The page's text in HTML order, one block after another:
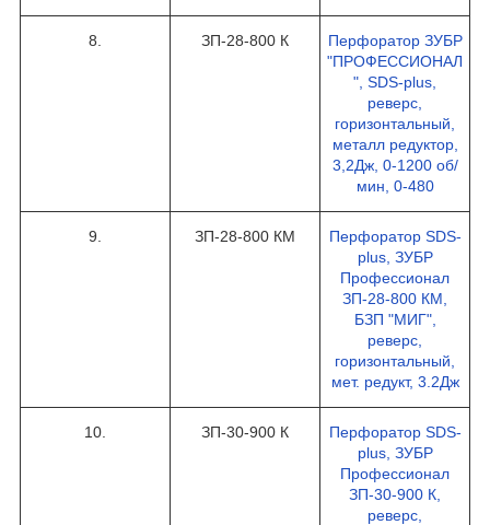
8. ЗП-28-800 К
Перфоратор ЗУБР
"ПРОФЕССИОНАЛ
", SDS-plus,
реверс,
горизонтальный,
металл редуктор,
3,2Дж, 0-1200 об/
мин, 0-480
9. ЗП-28-800 КМ
Перфоратор SDS-
plus, ЗУБР
Профессионал
ЗП-28-800 КМ,
БЗП "МИГ",
реверс,
горизонтальный,
мет. редукт, 3.2Дж
10. ЗП-30-900 К
Перфоратор SDS-
plus, ЗУБР
Профессионал
ЗП-30-900 К,
реверс,